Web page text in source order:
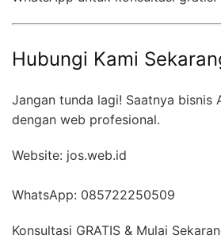
Hubungi Kami
Jangan tunda lagi! Saatnya bisnis
dengan web profesional.
Website: jos.web.id
WhatsApp: 085722250509
Konsultasi GRATIS & Mulai